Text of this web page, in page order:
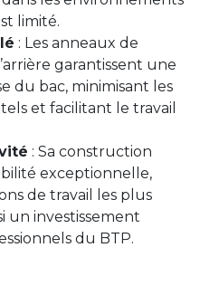
limité.
: Les anneaux de
garantissent une
du bac, minimisant les
et facilitant le travail
: Sa construction
exceptionnelle,
de travail les plus
un investissement
du BTP.